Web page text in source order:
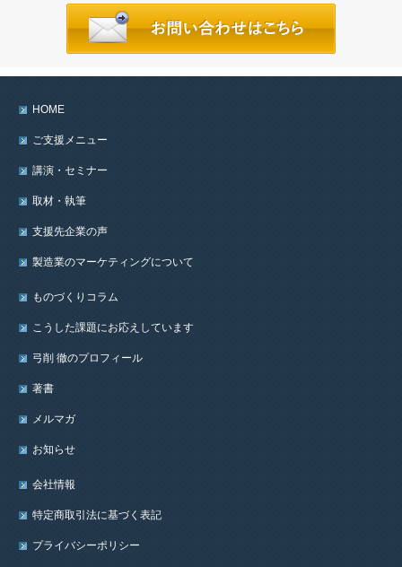
HOME
ご支援メニュー
講演・セミナー
取材・執筆
支援先企業の声
製造業のマーケティングについて
ものづくりコラム
こうした課題にお応えしています
弓削 徹のプロフィール
著書
メルマガ
お知らせ
会社情報
特定商取引法に基づく表記
プライバシーポリシー